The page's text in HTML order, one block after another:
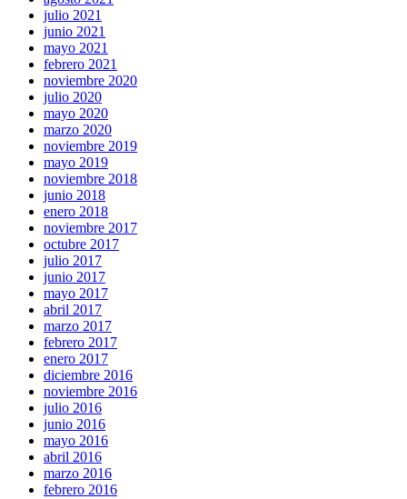
julio 2021
junio 2021
mayo 2021
febrero 2021
noviembre 2020
julio 2020
mayo 2020
marzo 2020
noviembre 2019
mayo 2019
noviembre 2018
junio 2018
enero 2018
noviembre 2017
octubre 2017
julio 2017
junio 2017
mayo 2017
abril 2017
marzo 2017
febrero 2017
enero 2017
diciembre 2016
noviembre 2016
julio 2016
junio 2016
mayo 2016
abril 2016
marzo 2016
febrero 2016